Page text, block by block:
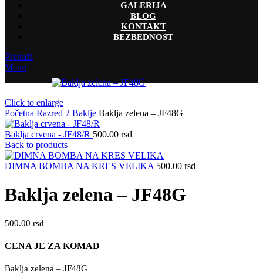
GALERIJA
BLOG
KONTAKT
BEZBEDNOST
Pretraži
Menu
Click to enlarge
Početna Razred 2 Baklje Baklja zelena – JF48G
Baklja crvena - JF48/R 500.00 rsd
Back to products
DIMNA BOMBA NA KRES VELIKA 500.00 rsd
Baklja zelena – JF48G
500.00 rsd
CENA JE ZA KOMAD
Baklja zelena – JF48G